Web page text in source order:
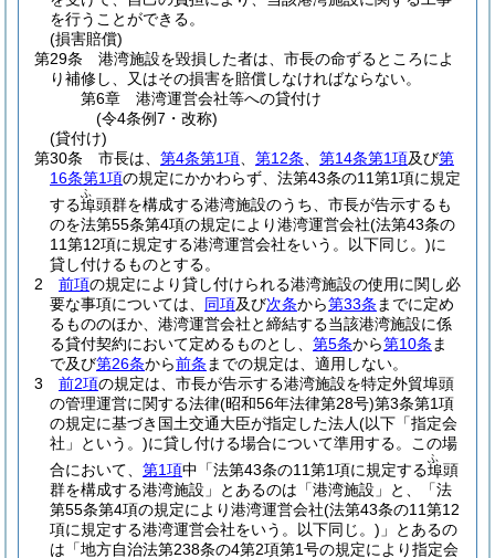
を行うことができる。
(損害賠償)
第29条
港湾施設を毀損した者は、市長の命ずるところによ
り補修し、又はその損害を賠償しなければならない。
第6章
港湾運営会社等への貸付け
(令4条例7・改称)
(貸付け)
第30条
市長は、 第4条第1項 第12条 第14条第1項及び第
16条第1項の規定にかかわらず、法第43条の11第1項に規定
する埠
ふ
頭群を構成する港湾施設のうち、市長が告示するも
のを法第55条第4項の規定により港湾運営会社(法第43条の
11第12項に規定する港湾運営会社をいう。以下同じ。)に
貸し付けるものとする。
2
前項の規定により貸し付けられる港湾施設の使用に関し必
要な事項については、 同項及び次条から第33条 までに定め
るもののほか、港湾運営会社と締結する当該港湾施設に係
る貸付契約において定めるものとし、 第5条から第10条 ま
で及び第26条から前条 までの規定は、適用しない。
3
前2項の規定は、市長が告示する港湾施設を特定外貿埠頭
の管理運営に関する法律(昭和56年法律第28号)第3条第1項
の規定に基づき国土交通大臣が指定した法人(以下「指定会
社」という。)に貸し付ける場合について準用する。
この場
合において、 第1項中「法第43条の11第1項に規定する埠
ふ
頭
群を構成する港湾施設」とあるのは「港湾施設」と、「法
第55条第4項の規定により港湾運営会社(法第43条の11第12
項に規定する港湾運営会社をいう。以下同じ。) 」とあるの
は「地方自治法第238条の4第2項第1号の規定により指定会